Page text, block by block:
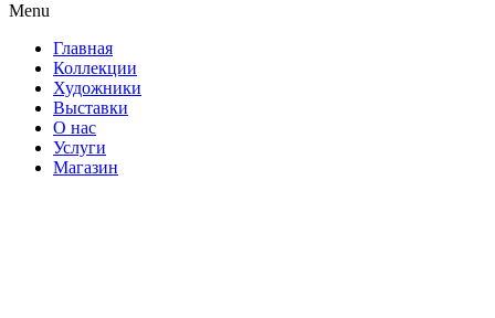
Menu
Главная
Коллекции
Художники
Выставки
О нас
Услуги
Магазин